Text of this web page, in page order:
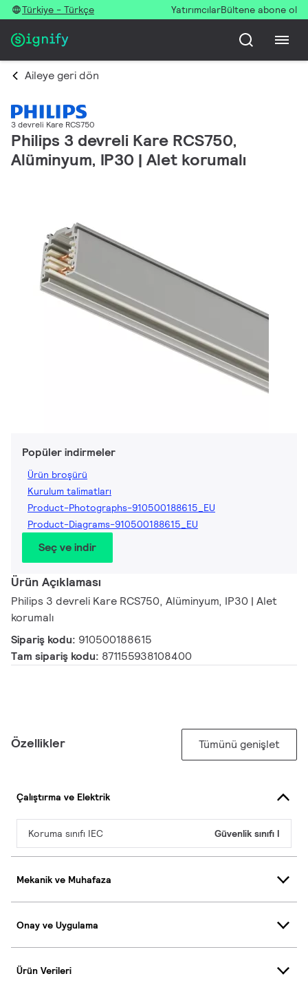
Türkiye - Türkçe YatırımcılarBültene abone ol
Aileye geri dön
3 devreli Kare RCS750
Philips 3 devreli Kare RCS750,
Alüminyum, IP30 | Alet korumalı
Popüler indirmeler
Ürün broşürü
Kurulum talimatları
Product-Photographs-910500188615_EU
Product-Diagrams-910500188615_EU
Seç ve indir
Ürün Açıklaması
Philips 3 devreli Kare RCS750, Alüminyum, IP30 | Alet
korumalı
Sipariş kodu: 910500188615
Tam sipariş kodu: 871155938108400
Özellikler Tümünü genişlet
Çalıştırma ve Elektrik
Koruma sınıfı IEC Güvenlik sınıfı I
Mekanik ve Muhafaza
Onay ve Uygulama
Ürün Verileri